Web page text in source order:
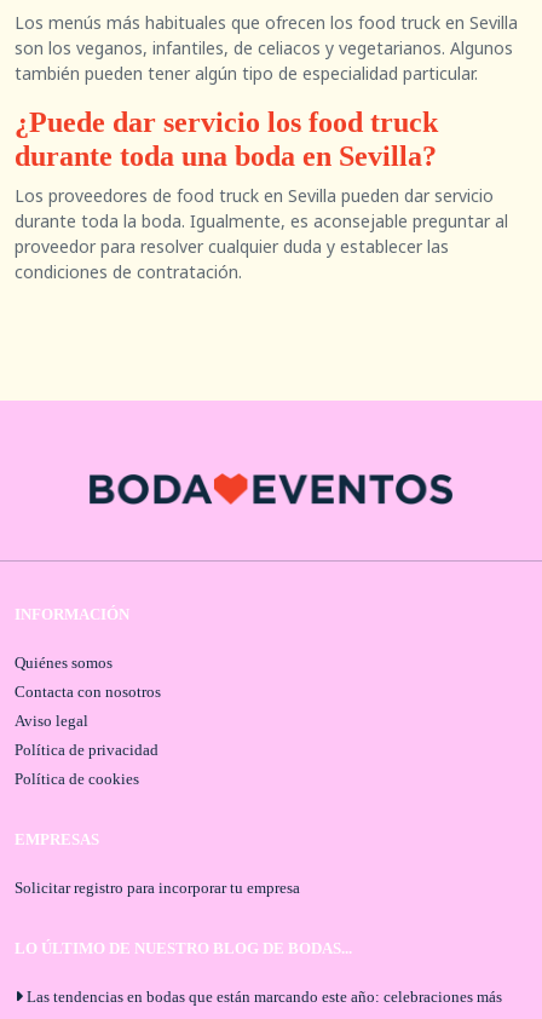
Los menús más habituales que ofrecen los food truck en Sevilla
son los veganos, infantiles, de celiacos y vegetarianos. Algunos
también pueden tener algún tipo de especialidad particular.
¿Puede dar servicio los food truck
durante toda una boda en Sevilla?
Los proveedores de food truck en Sevilla pueden dar servicio
durante toda la boda. Igualmente, es aconsejable preguntar al
proveedor para resolver cualquier duda y establecer las
condiciones de contratación.
INFORMACIÓN
Quiénes somos
Contacta con nosotros
Aviso legal
Política de privacidad
Política de cookies
EMPRESAS
Solicitar registro para incorporar tu empresa
LO ÚLTIMO DE NUESTRO BLOG DE BODAS...
Las tendencias en bodas que están marcando este año: celebraciones más